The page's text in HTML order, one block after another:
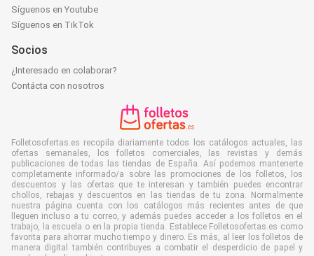
Síguenos en Youtube
Síguenos en TikTok
Socios
¿Interesado en colaborar?
Contácta con nosotros
Folletosofertas.es recopila diariamente todos los catálogos actuales, las
ofertas semanales, los folletos comerciales, las revistas y demás
publicaciones de todas las tiendas de España. Así podemos mantenerte
completamente informado/a sobre las promociones de los folletos, los
descuentos y las ofertas que te interesan y también puedes encontrar
chollos, rebajas y descuentos en las tiendas de tu zona. Normalmente
nuestra página cuenta con los catálogos más recientes antes de que
lleguen incluso a tu correo, y además puedes acceder a los folletos en el
trabajo, la escuela o en la propia tienda. Establece Folletosofertas.es como
favorita para ahorrar mucho tiempo y dinero. Es más, al leer los folletos de
manera digital también contribuyes a combatir el desperdicio de papel y